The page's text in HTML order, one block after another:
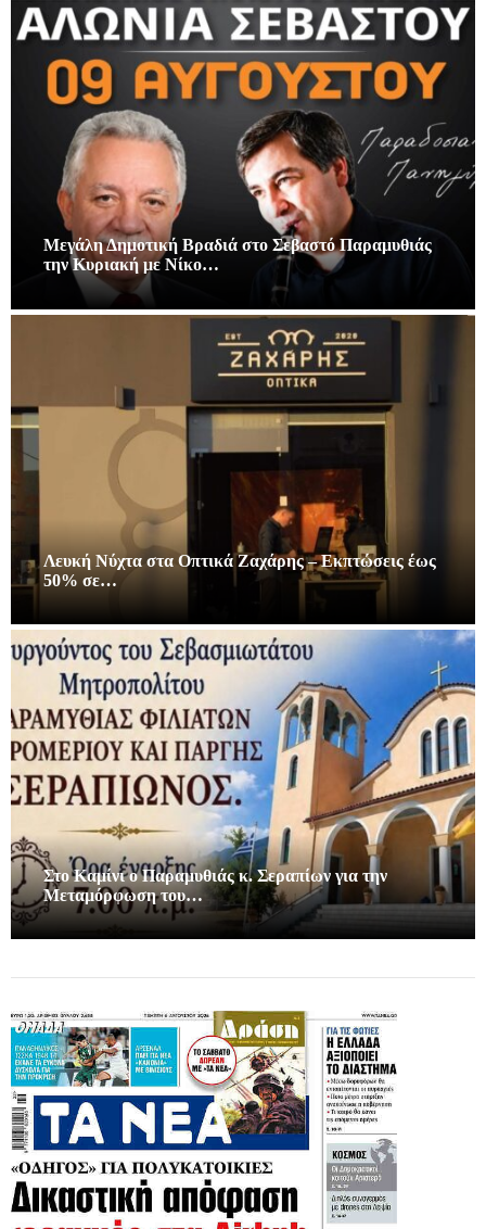
Μεγάλη Δημοτική Βραδιά στο Σεβαστό Παραμυθιάς
την Κυριακή με Νίκο…
Λευκή Νύχτα στα Οπτικά Ζαχάρης – Εκπτώσεις έως
50% σε…
Στο Καμίνι ο Παραμυθιάς κ. Σεραπίων για την
Μεταμόρφωση του…